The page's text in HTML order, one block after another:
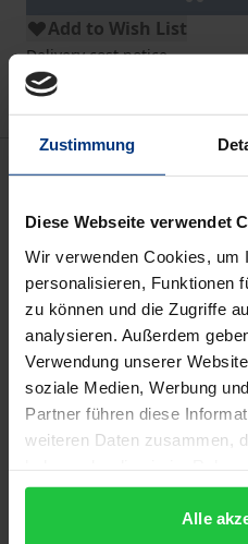
Zustimmung
Diese Webseite verwendet
Wir verwenden Cookies, um
personalisieren, Funktionen
zu können und die Zugriffe
analysieren. Außerdem
Verwendung unserer
soziale Medien, Werbung
Partner führen diese
weiteren Daten zusammen,
gesammelt haben.
Alle
Add to Wish List
Delivery cost notice
Description
Die Territorialstruktur
hat seit etwa zwanzig
Veränderungen erfahren.
Großbritannien etwa,
gezeichneten Bosnien-
sich von föderalen bzw.
eine höhere Legitimation
Bereits bestehende
großem Reformdruck.